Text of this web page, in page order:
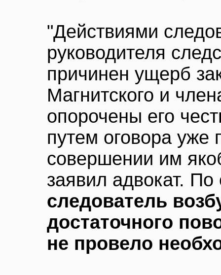
"Действиями
руководителя
причинен ущерб
Магнитского и
опорочены его
путем оговора уже
совершении им
заявил адвокат.
следователь
достаточного
не провело